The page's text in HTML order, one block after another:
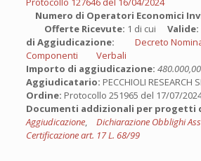
Numero di Operatori Economici
Offerte Ricevute: 1 di cui Valide:
di Aggiudicazione:
Decreto
Componenti
Verbali
Importo di aggiudicazione:
Aggiudicatario: PECCHIOLI RESEARCH
Ordine: Protocollo 251965 del 17/07/
Documenti addizionali per progetti
Aggiudicazione, Dichiarazione Obblighi
Certificazione art. 17 L. 68/99